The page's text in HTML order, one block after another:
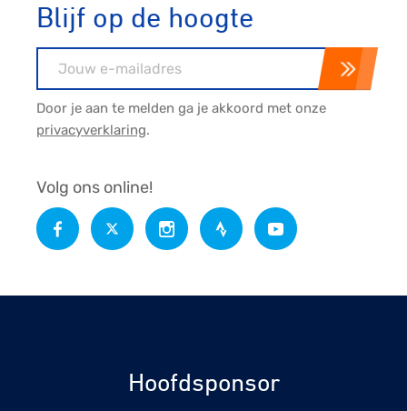
Blijf op de hoogte
Door je aan te melden ga je akkoord met onze
privacyverklaring.
Volg ons online!
Hoofdsponsor